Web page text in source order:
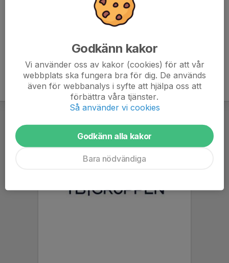
Godkänn kakor
Vi använder oss av kakor (cookies) för att vår
webbplats ska fungera bra för dig. De används
även för webbanalys i syfte att hjälpa oss att
förbättra våra tjänster.
Så använder vi cookies
Godkänn alla kakor
Bara nödvändiga